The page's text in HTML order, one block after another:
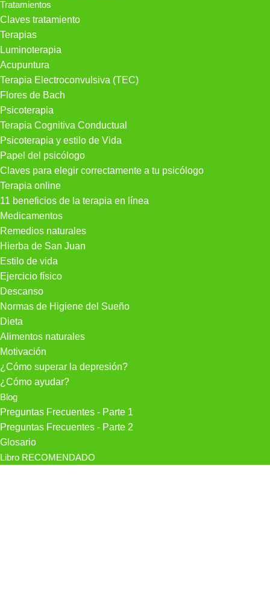
Tratamientos
Claves tratamiento
Terapias
Luminoterapia
Acupuntura
Terapia Electroconvulsiva (TEC)
Flores de Bach
Psicoterapia
Terapia Cognitiva Conductual
Psicoterapia y estilo de Vida
Papel del psicólogo
Claves para elegir correctamente a tu psicólogo
Terapia online
11 beneficios de la terapia en línea
Medicamentos
Remedios naturales
Hierba de San Juan
Estilo de vida
Ejercicio físico
Descanso
Normas de Higiene del Sueño
Dieta
Alimentos naturales
Motivación
¿Cómo superar la depresión?
¿Cómo ayudar?
Blog
Preguntas Frecuentes - Parte 1
Preguntas Frecuentes - Parte 2
Glosario
Libro RECOMENDADO